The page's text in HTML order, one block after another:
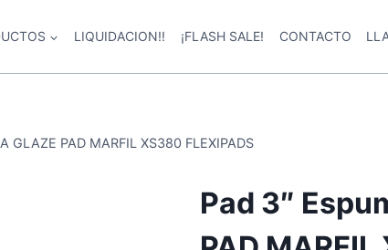
LIQUIDACION!! ¡FLASH SALE! CONTACTO
GLAZE PAD MARFIL XS380 FLEXIPADS
Pad 3″